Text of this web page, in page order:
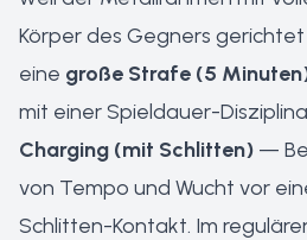
Körper des Gegners
eine große Strafe (5
mit einer Spieldauer-
Charging (mit Schlitten) —
von Tempo und Wucht vor
Schlitten-Kontakt. Im